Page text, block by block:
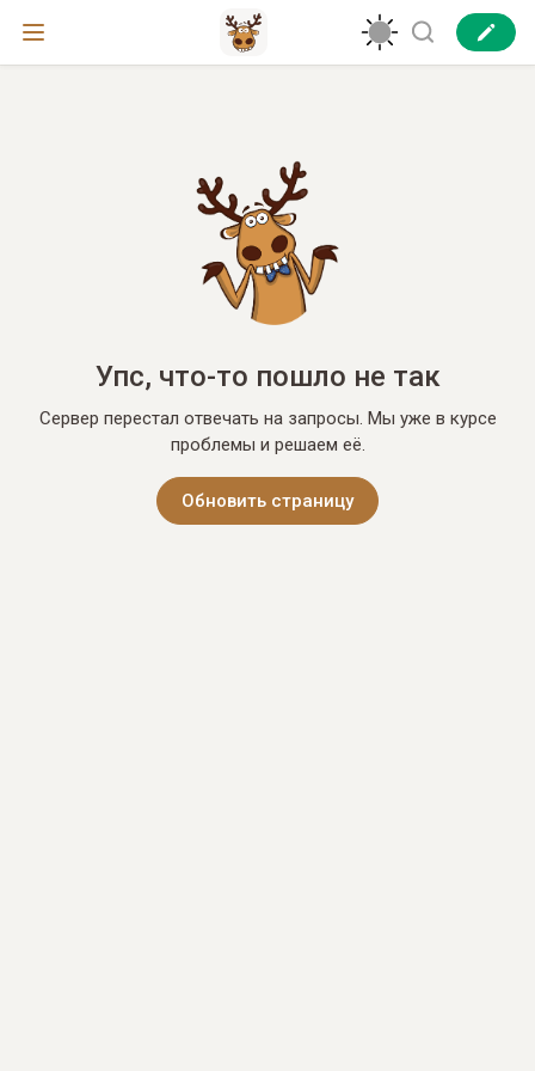
Упс, что-то пошло не так
Сервер перестал отвечать на запросы. Мы уже в курсе
проблемы и решаем её.
Обновить страницу